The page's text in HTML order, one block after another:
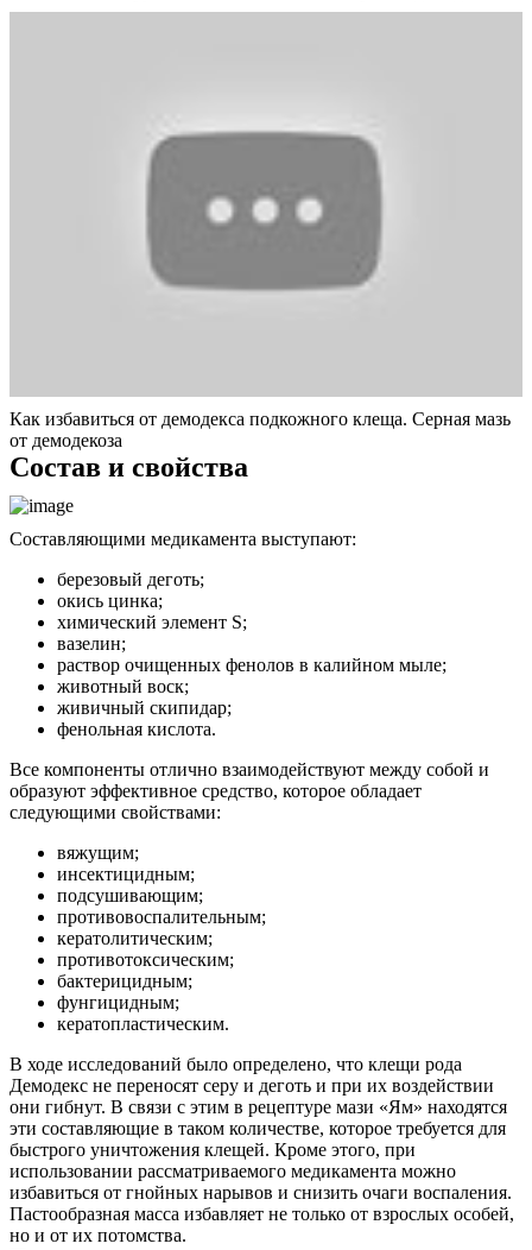
Как избавиться от демодекса подкожного клеща. Серная мазь
от демодекоза
Состав и свойства
Составляющими медикамента выступают:
березовый деготь;
окись цинка;
химический элемент S;
вазелин;
раствор очищенных фенолов в калийном мыле;
животный воск;
живичный скипидар;
фенольная кислота.
Все компоненты отлично взаимодействуют между собой и
образуют эффективное средство, которое обладает
следующими свойствами:
вяжущим;
инсектицидным;
подсушивающим;
противовоспалительным;
кератолитическим;
противотоксическим;
бактерицидным;
фунгицидным;
кератопластическим.
В ходе исследований было определено, что клещи рода
Демодекс не переносят серу и деготь и при их воздействии
они гибнут. В связи с этим в рецептуре мази «Ям» находятся
эти составляющие в таком количестве, которое требуется для
быстрого уничтожения клещей. Кроме этого, при
использовании рассматриваемого медикамента можно
избавиться от гнойных нарывов и снизить очаги воспаления.
Пастообразная масса избавляет не только от взрослых особей,
но и от их потомства.